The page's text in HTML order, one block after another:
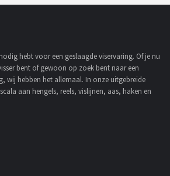
hebt voor een geslaagde viservaring. Of je nu
bent of gewoon op zoek bent naar een
wij hebben het allemaal. In onze uitgebreide
aan hengels, reels, vislijnen, aas, haken en